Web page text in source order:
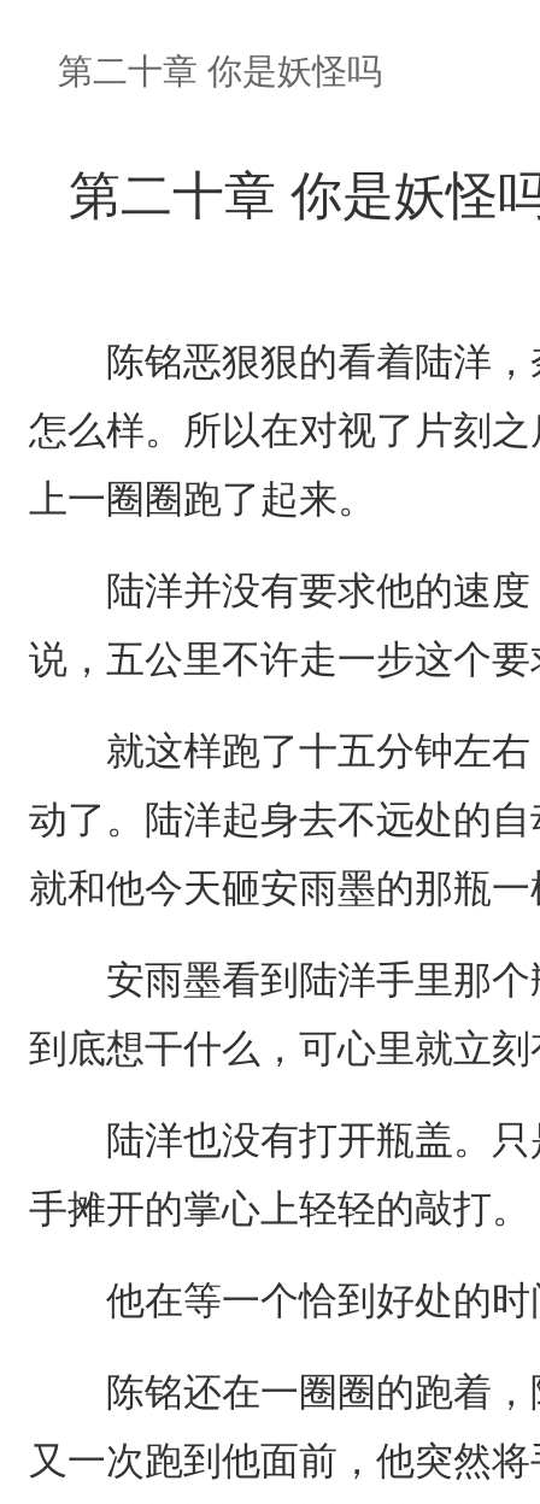
第二十章 你是妖怪吗
第二十章 你是妖怪
陈铭恶狠狠的看着陆洋，
怎么样。所以在对视了片刻
上一圈圈跑了起来。
陆洋并没有要求他的速度
说，五公里不许走一步这个
就这样跑了十五分钟左右
动了。陆洋起身去不远处的
就和他今天砸安雨墨的那瓶
安雨墨看到陆洋手里那个
到底想干什么，可心里就立
陆洋也没有打开瓶盖。只
手摊开的掌心上轻轻的敲打。
他在等一个恰到好处的时
陈铭还在一圈圈的跑着，
又一次跑到他面前，他突然